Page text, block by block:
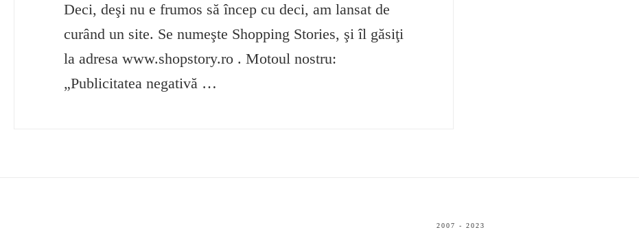
Deci, deşi nu e frumos să încep cu deci, am lansat de
curând un site. Se numeşte Shopping Stories, şi îl găsiţi
la adresa www.shopstory.ro . Motoul nostru:
„Publicitatea negativă …
2007 - 2023